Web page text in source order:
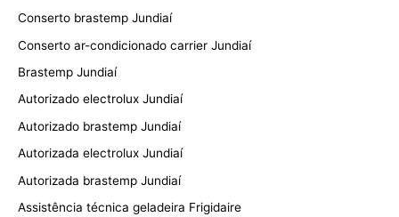
Conserto brastemp Jundiaí
Conserto ar-condicionado carrier Jundiaí
Brastemp Jundiaí
Autorizado electrolux Jundiaí
Autorizado brastemp Jundiaí
Autorizada electrolux Jundiaí
Autorizada brastemp Jundiaí
Assistência técnica geladeira Frigidaire